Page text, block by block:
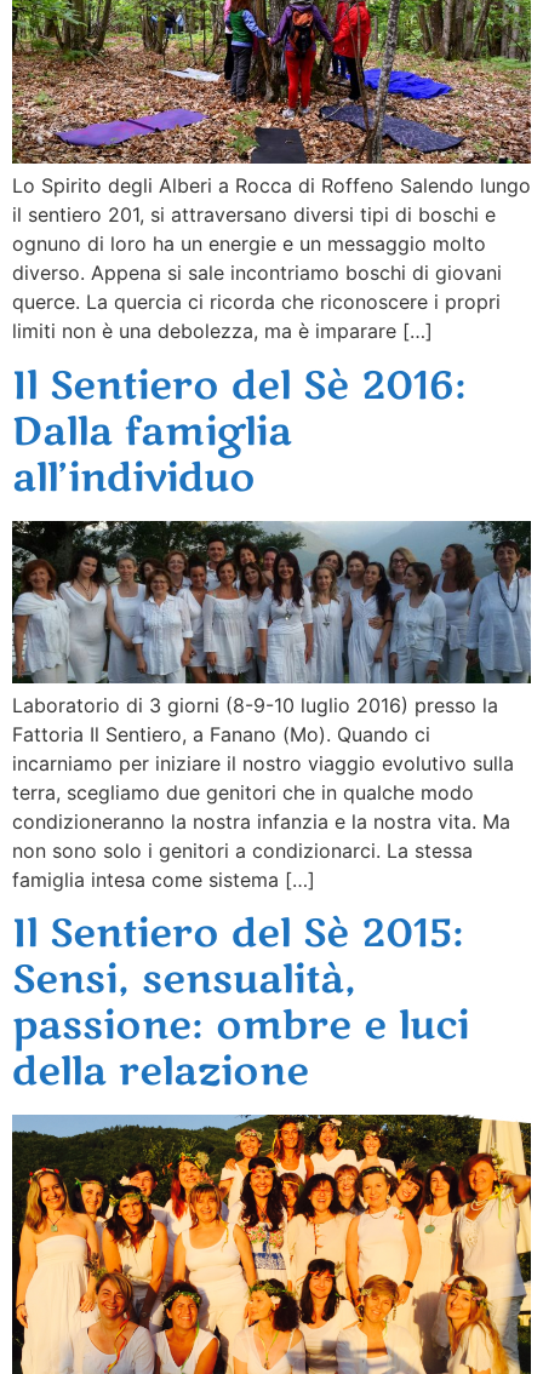
Lo Spirito degli Alberi a Rocca di Roffeno Salendo lungo
il sentiero 201, si attraversano diversi tipi di boschi e
ognuno di loro ha un energie e un messaggio molto
diverso. Appena si sale incontriamo boschi di giovani
querce. La quercia ci ricorda che riconoscere i propri
limiti non è una debolezza, ma è imparare […]
Il Sentiero del Sè 2016:
Dalla famiglia
all’individuo
Laboratorio di 3 giorni (8-9-10 luglio 2016) presso la
Fattoria Il Sentiero, a Fanano (Mo). Quando ci
incarniamo per iniziare il nostro viaggio evolutivo sulla
terra, scegliamo due genitori che in qualche modo
condizioneranno la nostra infanzia e la nostra vita. Ma
non sono solo i genitori a condizionarci. La stessa
famiglia intesa come sistema […]
Il Sentiero del Sè 2015:
Sensi, sensualità,
passione: ombre e luci
della relazione